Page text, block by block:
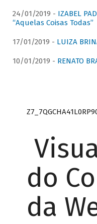
24/01/2019 - IZABEL
“Aquelas Coisas Todas”
17/01/2019 - LUIZA
10/01/2019 - RENATO
do
da